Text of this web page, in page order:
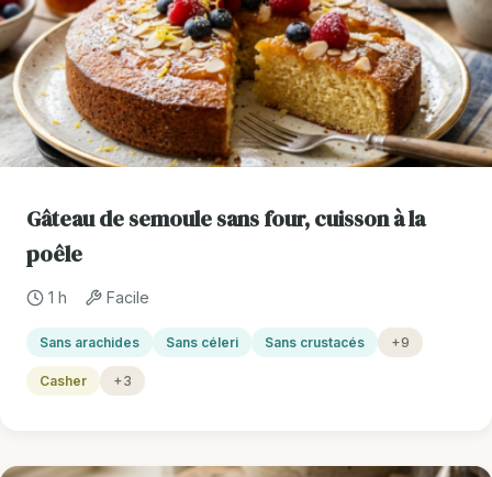
Gâteau de semoule sans four, cuisson à la
poêle
1 h Facile
Sans arachides Sans céleri Sans crustacés +9
Casher +3